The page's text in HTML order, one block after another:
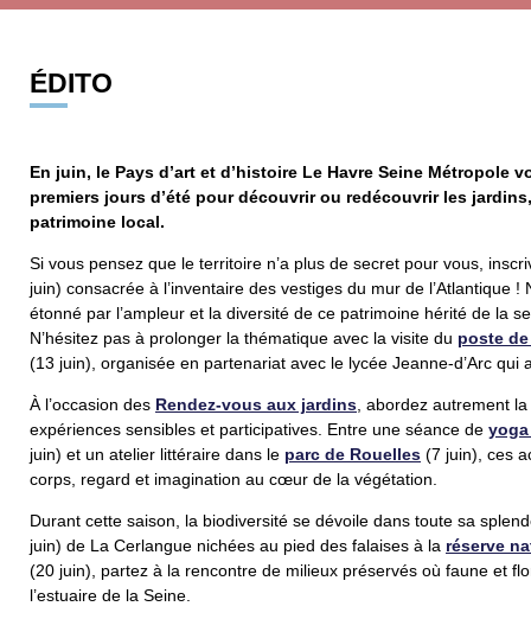
ÉDITO
En juin, le Pays d’art et d’histoire Le Havre Seine Métropole
premiers jours d’été pour découvrir ou redécouvrir les
patrimoine local.
Si vous pensez que le territoire n’a plus de secret pour vous,
juin) consacrée à l’inventaire des vestiges du mur de l’Atlantique
étonné par l’ampleur et la diversité de ce patrimoine hérité de la
N’hésitez pas à prolonger la thématique avec la visite du poste
(13 juin), organisée en partenariat avec le lycée Jeanne-d’Arc qui
À l’occasion des Rendez-vous aux jardins , abordez autrement
expériences sensibles et participatives. Entre une séance de
juin) et un atelier littéraire dans le parc de Rouelles (7 juin), ces
corps, regard et imagination au cœur de la végétation.
Durant cette saison, la biodiversité se dévoile dans toute sa
juin) de La Cerlangue nichées au pied des falaises à la réserve
(20 juin), partez à la rencontre de milieux préservés où faune et
l’estuaire de la Seine.